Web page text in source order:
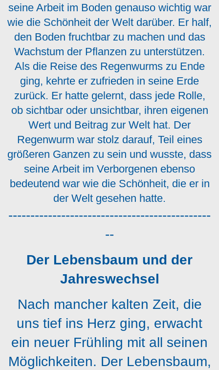
seine Arbeit im Boden genauso wichtig war
wie die Schönheit der Welt darüber. Er half,
den Boden fruchtbar zu machen und das
Wachstum der Pflanzen zu unterstützen.
Als die Reise des Regenwurms zu Ende
ging, kehrte er zufrieden in seine Erde
zurück. Er hatte gelernt, dass jede Rolle,
ob sichtbar oder unsichtbar, ihren eigenen
Wert und Beitrag zur Welt hat. Der
Regenwurm war stolz darauf, Teil eines
größeren Ganzen zu sein und wusste, dass
seine Arbeit im Verborgenen ebenso
bedeutend war wie die Schönheit, die er in
der Welt gesehen hatte.
----------------------------------------------
--
Der Lebensbaum und der
Jahreswechsel
Nach mancher kalten Zeit, die
uns tief ins Herz ging, erwacht
ein neuer Frühling mit all seinen
Möglichkeiten. Der Lebensbaum,